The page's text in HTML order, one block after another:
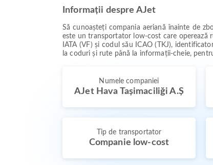
Informații despre AJet
Să cunoașteți compania aeriană înainte de
este un transportator low-cost care operează
IATA (VF) și codul său ICAO (TKJ),
la coduri și rute până la informații-cheie,
Numele companiei
AJet Hava Taşimaciliği A.Ş
Tip de transportator
Companie low-cost